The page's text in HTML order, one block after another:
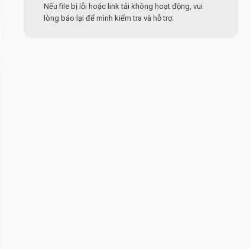
Nếu file bị lỗi hoặc link tải không hoạt động, vui
lòng báo lại để mình kiểm tra và hỗ trợ.